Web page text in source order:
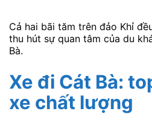
Cả hai bãi tăm trên đảo Khỉ
thu hút sự quan tâm của du
Bà.
Xe đi Cát Bà:
xe chất lượng